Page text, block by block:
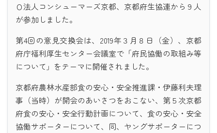
Ｏ法人コンシューマーズ京都、京都府生協連から９人
が参加しました。
第4回の意見交換会は、2019年３月８日（金）、京都
府庁福利厚生センター会議室で「府民協働の取組み等
について」をテーマに開催されました。
京都府農林水産部食の安心・安全推進課・伊藤利夫理
事（当時）が開会のあいさつをおこない、第５次京都
府食の安心・安全行動計画について、食の安心・安全
協働サポーターについて、同、ヤングサポーターにつ